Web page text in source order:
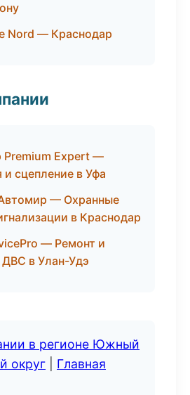
Nord — Краснодар
Premium Expert —
сцепление в Уфа
— Охранные
в Краснодар
— Ремонт и
ДВС в Улан-Удэ
в регионе Южный
округ
Главная